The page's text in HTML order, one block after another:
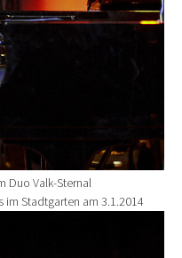
Duo Valk-Sternal
Stadtgarten am 3.1.2014